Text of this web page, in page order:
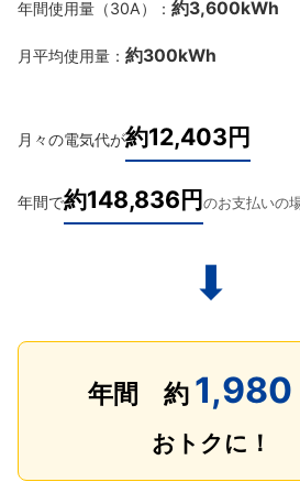
年間使用量（30A）： 約3,600kWh
月平均使用量： 約300kWh
月々の電気代が約12,403円
年間で約148,836円のお支払いの
⬇
年間 約 1,980
おトクに！